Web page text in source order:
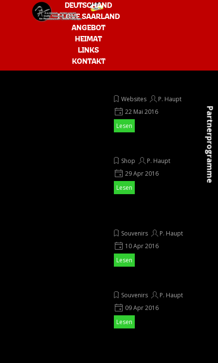
Direkt zum Seiteninhalt Menü überspringen
DEUTSCHAND
I LOVE SAARLAND
ANGEBOT
HEIMAT
LINKS
KONTAKT
Partnerprogramme
Websites
P. Haupt
22 Mai 2016
Lesen
Shop
P. Haupt
29 Apr 2016
Lesen
Souvenirs
P. Haupt
10 Apr 2016
Lesen
Souvenirs
P. Haupt
09 Apr 2016
Lesen